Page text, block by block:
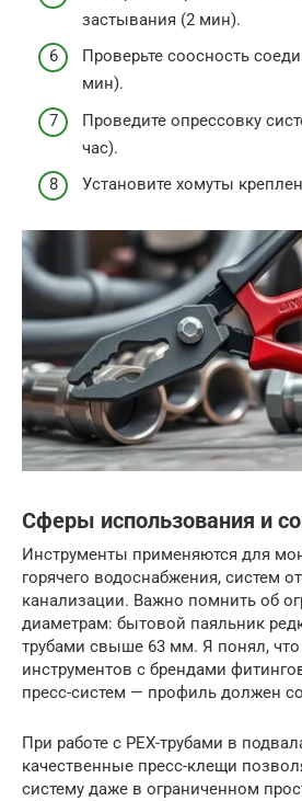
застывания (2 мин).
Проверьте соосность
мин).
Проведите опрессовку
час).
Установите хомуты
Сферы использования и
Инструменты применяются для
горячего водоснабжения, систем
канализации. Важно помнить об
диаметрам: бытовой паяльник
трубами свыше 63 мм. Я понял,
инструментов с брендами
пресс-систем — профиль должен
При работе с PEX-трубами в
качественные пресс-клещи
систему даже в ограниченном